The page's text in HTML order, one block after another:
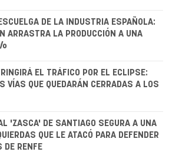
DE LA INDUSTRIA ESPAÑOLA:
ARRASTRA LA PRODUCCIÓN A UNA
EL TRÁFICO POR EL ECLIPSE:
VÍAS QUE QUEDARÁN CERRADAS A LOS
'ZASCA' DE SANTIAGO SEGURA A UNA
QUE LE ATACÓ PARA DEFENDER
DE RENFE